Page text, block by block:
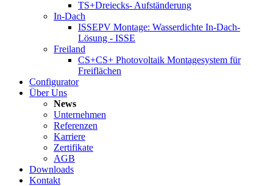
TS+Dreiecks- Aufständerung
In-Dach
ISSEPV Montage: Wasserdichte In-Dach-
Lösung - ISSE
Freiland
CS+CS+ Photovoltaik Montagesystem für
Freiflächen
Configurator
Über Uns
News
Unternehmen
Referenzen
Karriere
Zertifikate
AGB
Downloads
Kontakt